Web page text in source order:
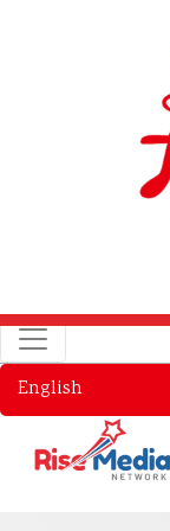
English